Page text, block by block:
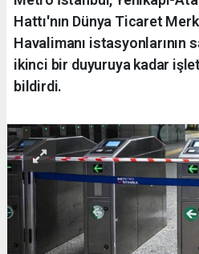
Hattı'nın Dünya Ticaret
Havalimanı istasyonlarının
ikinci bir duyuruya kadar
bildirdi.